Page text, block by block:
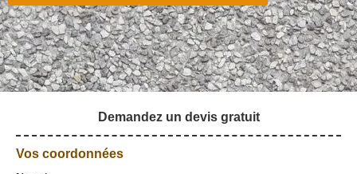
Demandez un devis gratuit
Vos coordonnées